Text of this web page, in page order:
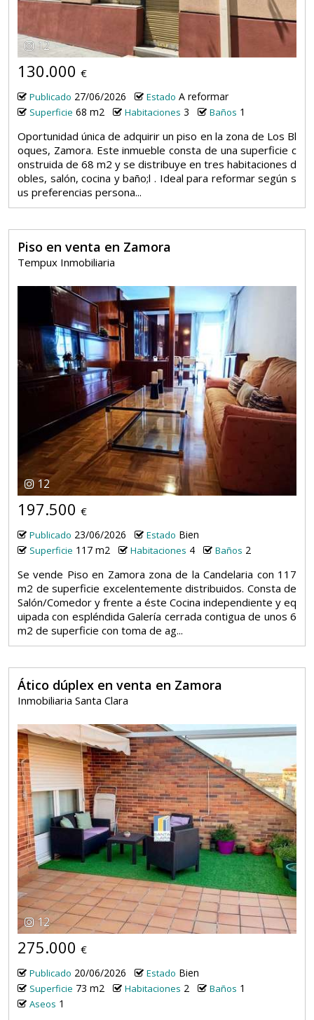
12
130.000 €
Publicado 27/06/2026 Estado A reformar
Superficie 68 m2 Habitaciones 3 Baños 1
Oportunidad única de adquirir un piso en la zona de Los Bl
oques, Zamora. Este inmueble consta de una superficie c
onstruida de 68 m2 y se distribuye en tres habitaciones d
obles, salón, cocina y baño;l . Ideal para reformar según s
us preferencias persona...
Piso en venta en Zamora
Tempux Inmobiliaria
12
197.500 €
Publicado 23/06/2026 Estado Bien
Superficie 117 m2 Habitaciones 4 Baños 2
Se vende Piso en Zamora zona de la Candelaria con 117
m2 de superficie excelentemente distribuidos. Consta de
Salón/Comedor y frente a éste Cocina independiente y eq
uipada con espléndida Galería cerrada contigua de unos 6
m2 de superficie con toma de ag...
Ático dúplex en venta en Zamora
Inmobiliaria Santa Clara
12
275.000 €
Publicado 20/06/2026 Estado Bien
Superficie 73 m2 Habitaciones 2 Baños 1
Aseos 1